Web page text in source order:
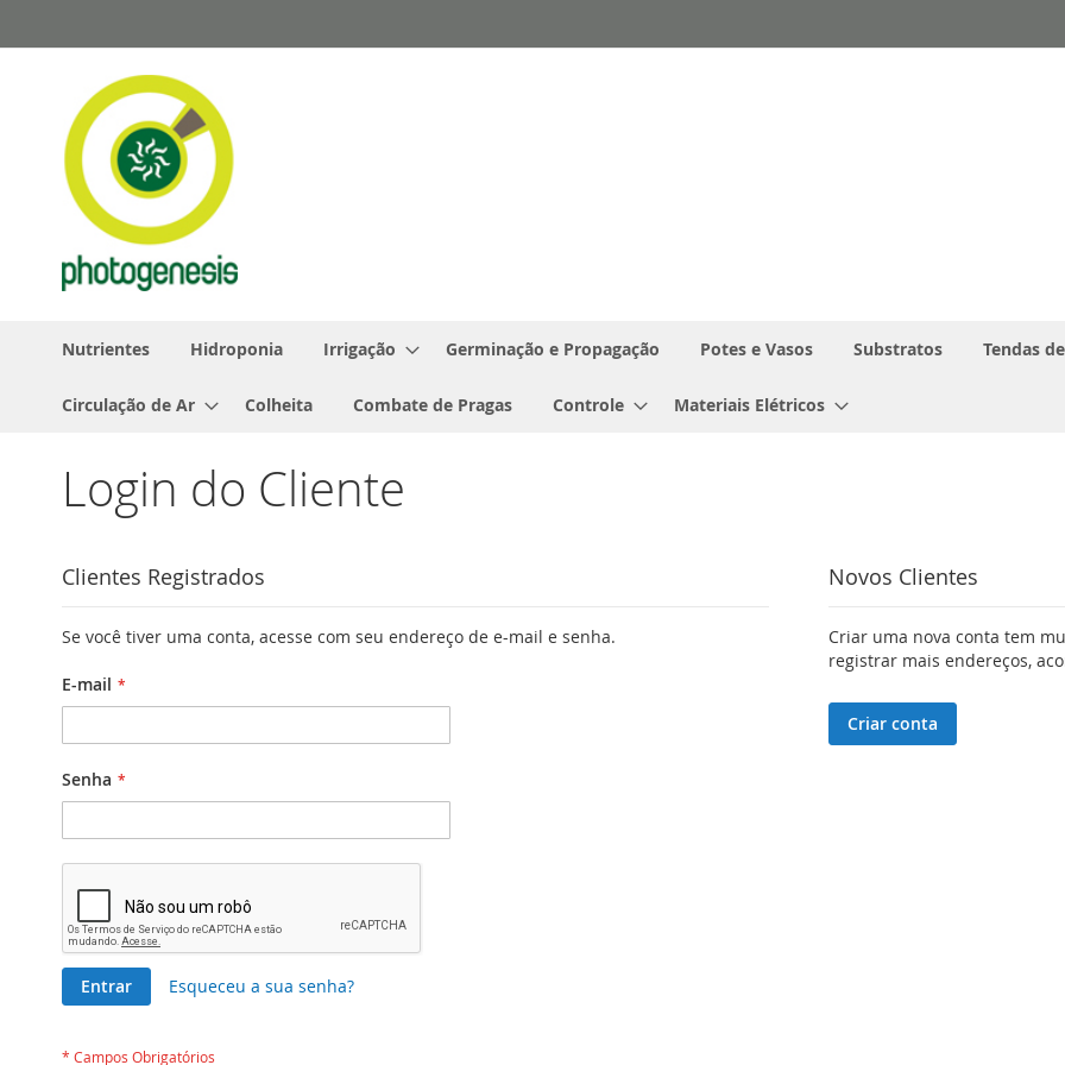
para
conteúdo
Nutrientes Hidroponia Irrigação Germinação e Propagação Potes e Vasos Substratos Tendas
Circulação de Ar Colheita Combate de Pragas Controle Materiais Elétricos
Login do Cliente
Clientes Registrados
Se você tiver uma conta, acesse com seu endereço de e-mail e senha.
E-mail
Senha
Entrar Esqueceu a sua senha?
Novos Clientes
Criar uma nova conta tem
registrar mais endereços,
Criar conta